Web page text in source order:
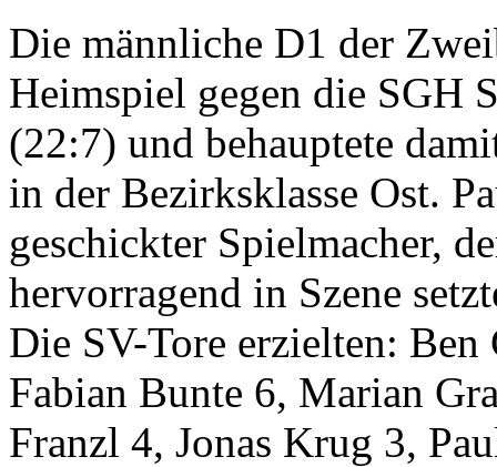
Die männliche D1 der
Heimspiel gegen die SGH
(22:7) und behauptete
in der Bezirksklasse Ost.
geschickter Spielmacher,
hervorragend in Szene
Die SV-Tore erzielten:
Fabian Bunte 6, Marian
Franzl 4, Jonas Krug 3,